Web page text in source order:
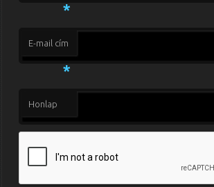
*
E-mail cím
*
Honlap